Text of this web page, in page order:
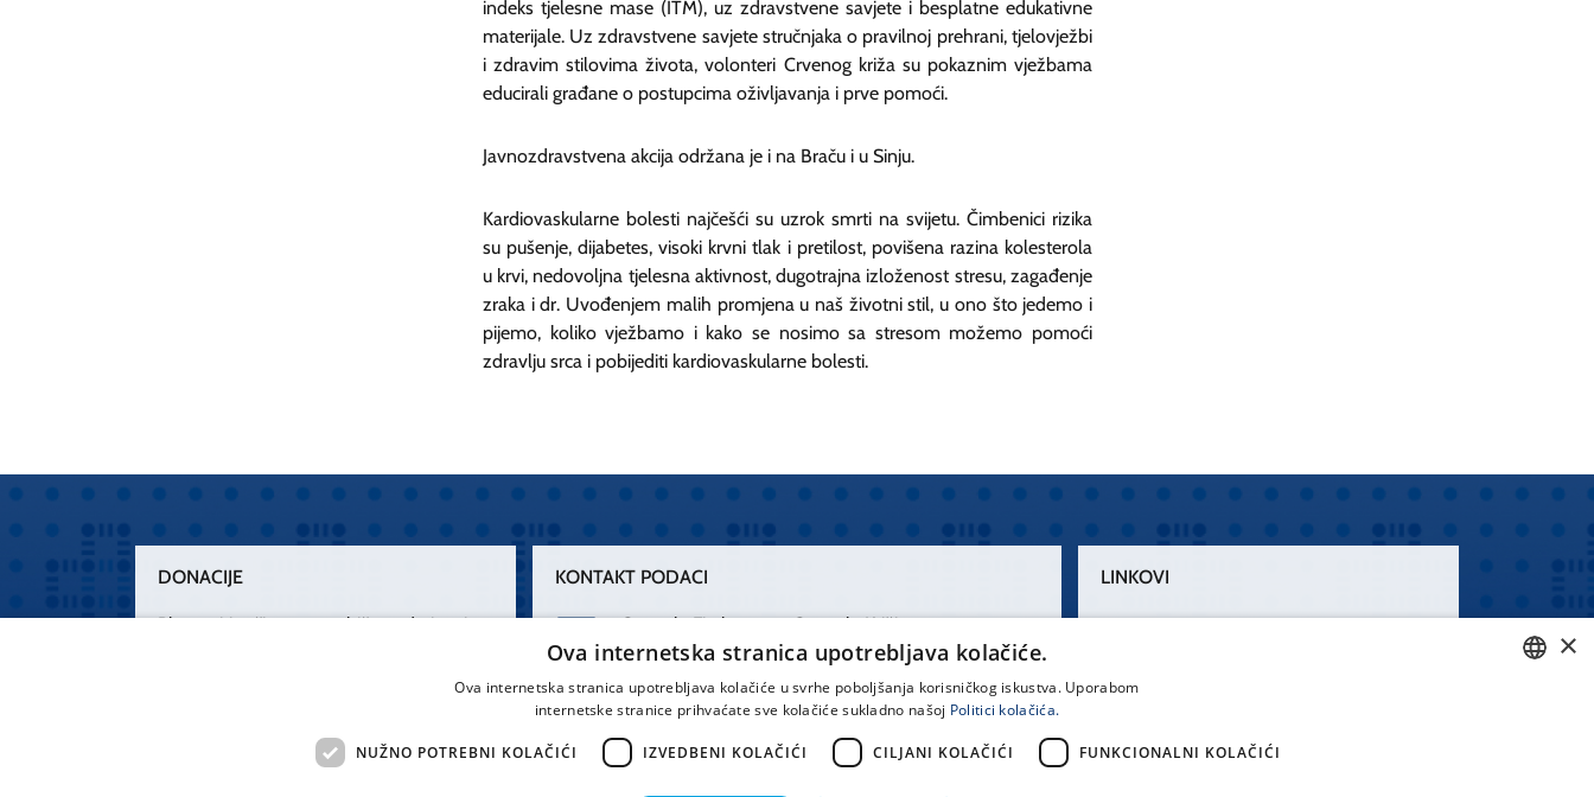
indeks tjelesne mase (ITM), uz zdravstvene savjete i besplatne edukativne
materijale. Uz zdravstvene savjete stručnjaka o pravilnoj prehrani, tjelovježbi
i zdravim stilovima života, volonteri Crvenog križa su pokaznim vježbama
educirali građane o postupcima oživljavanja i prve pomoći.
Javnozdravstvena akcija održana je i na Braču i u Sinju.
Kardiovaskularne bolesti najčešći su uzrok smrti na svijetu. Čimbenici rizika
su pušenje, dijabetes, visoki krvni tlak i pretilost, povišena razina kolesterola
u krvi, nedovoljna tjelesna aktivnost, dugotrajna izloženost stresu, zagađenje
zraka i dr. Uvođenjem malih promjena u naš životni stil, u ono što jedemo i
pijemo, koliko vježbamo i kako se nosimo sa stresom možemo pomoći
zdravlju srca i pobijediti kardiovaskularne bolesti.
DONACIJE
Plemenitim činom nesebičnog darivanja
„Zarazimo“ se dobrotom, donirajmo od
KONTAKT PODACI
Centrala Firule
021 556 111
Centrala Križine
021 557 111
Spinčićeva 1,
21000 Split
Hrvatska
office@kbsplit.hr
LINKOVI
×
Ova internetska stranica upotrebljava kolačiće.
Ova internetska stranica upotrebljava kolačiće u svrhe poboljšanja korisničkog iskustva. Uporabom
internetske stranice prihvaćate sve kolačiće sukladno našoj Politici kolačića.
NUŽNO POTREBNI KOLAČIĆI IZVEDBENI KOLAČIĆI CILJANI KOLAČIĆI FUNKCIONALNI KOLAČIĆI